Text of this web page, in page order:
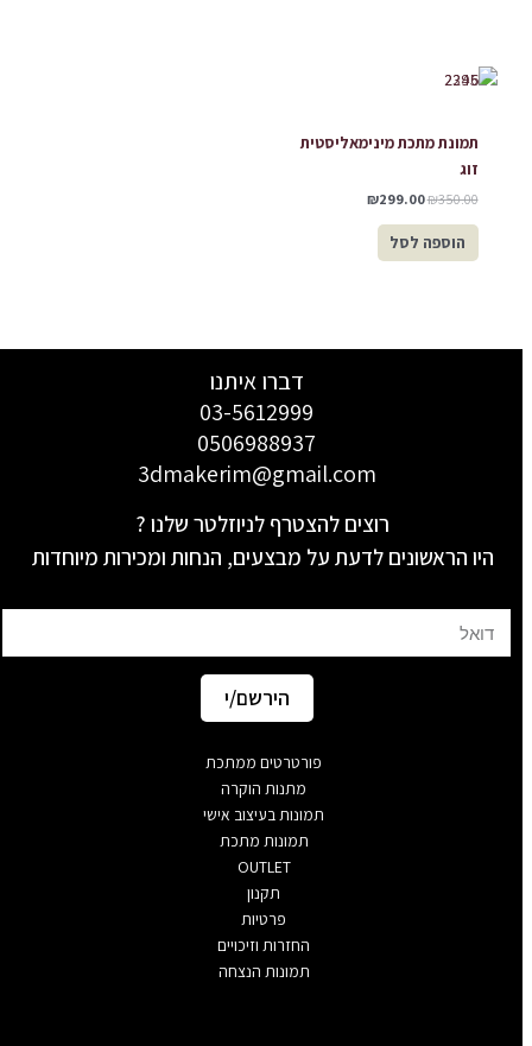
תמונת מתכת מינימאליסטית
זוג
₪350.00
₪299.00
הוספה לסל
דברו איתנו
03-5612999
0506988937
3dmakerim@gmail.com
רוצים להצטרף לניוזלטר שלנו ?
היו הראשונים לדעת על מבצעים, הנחות ומכירות מיוחדות
הירשם/י
פורטרטים ממתכת
מתנות הוקרה
תמונות בעיצוב אישי
תמונות מתכת
OUTLET
תקנון
פרטיות
החזרות וזיכויים
תמונות הנצחה